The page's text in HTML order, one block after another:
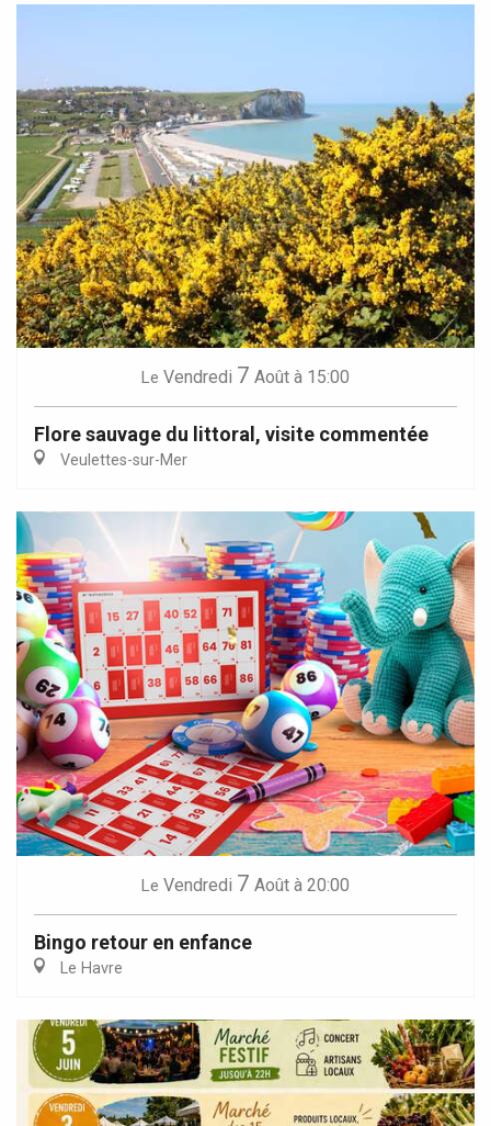
Le Vendredi 7 Août à 15:00
Flore sauvage du littoral, visite commentée
Veulettes-sur-Mer
Le Vendredi 7 Août à 20:00
Bingo retour en enfance
Le Havre